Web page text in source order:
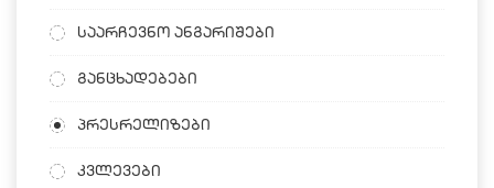
საარჩევნო ანგარიშები
განცხადებები
პრესრელიზები
კვლევები